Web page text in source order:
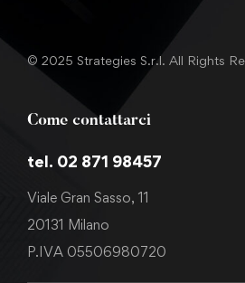
© 2025 Strategies S.r.l. All Rights
Come contattarci
tel. 02 871 98457
Viale Gran Sasso, 11
20131 Milano
P.IVA 05506980720